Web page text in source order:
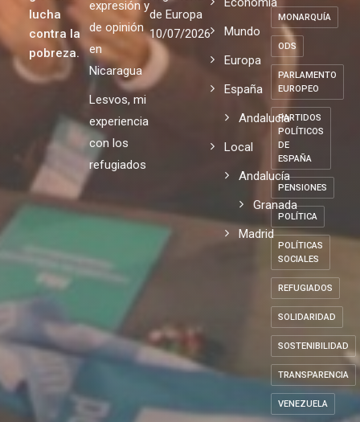
movimiento
político
global de
lucha
contra la
la libertad
de
expresión y
de opinión
en
Nicaragua
Lesvos, mi
experiencia
refugiados
ser la
política
migratoria
de Europa
10/07/2026
Empleo
Economía
Mundo
Europa
España
Andalucia
Local
Andalucía
Granada
MERCADO
MIGRACIÓN
MONARQUÍA
ODS
PARLAMENTO
EUROPEO
PARTIDOS
POLÍTICOS
DE
ESPAÑA
PENSIONES
POLÍTICA
POLÍTICAS
SOCIALES
REFUGIADOS
SOLIDARIDAD
SOSTENIBILIDAD